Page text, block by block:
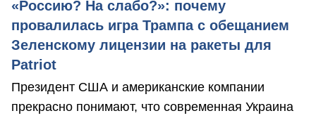
«Россию? На слабо?»: почему
провалилась игра Трампа с обещанием
Зеленскому лицензии на ракеты для
Patriot
Президент США и американские компании
прекрасно понимают, что современная Украина